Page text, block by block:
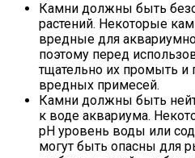
Камни должны быть
растений. Некоторые
вредные для
поэтому перед
тщательно их промыть и
вредных примесей.
Камни должны быть
к воде аквариума.
pH уровень воды или
могут быть опасны для